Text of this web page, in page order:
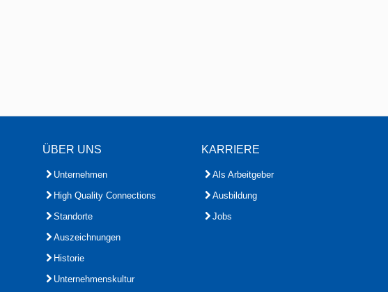
ÜBER UNS
Unternehmen
High Quality Connections
Standorte
Auszeichnungen
Historie
Unternehmenskultur
KARRIERE
Als Arbeitgeber
Ausbildung
Jobs